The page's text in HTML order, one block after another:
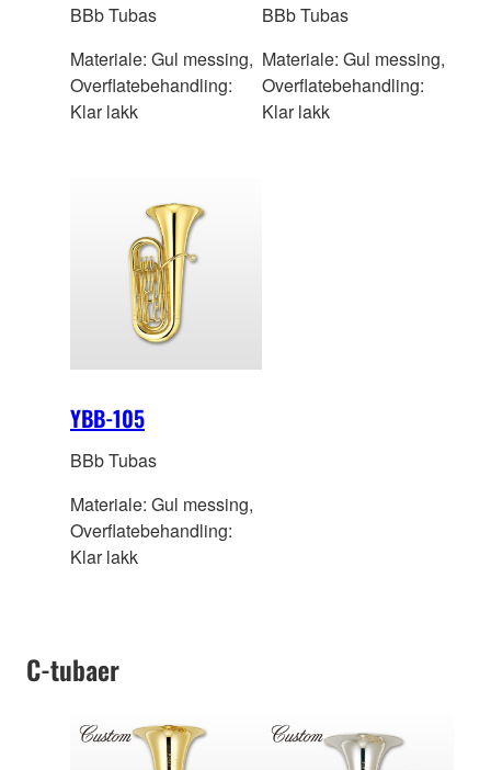
BBb Tubas
Materiale: Gul messing,
Overflatebehandling:
Klar lakk
BBb Tubas
Materiale: Gul messing,
Overflatebehandling:
Klar lakk
YBB-105
BBb Tubas
Materiale: Gul messing,
Overflatebehandling:
Klar lakk
C-tubaer